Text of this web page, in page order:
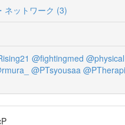
ネットワーク (3)
@fightingmed
@PTsyousaa